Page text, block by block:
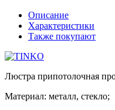
Описание
Характеристики
Также покупают
Люстра припотолочная
Материал: металл, стекло;